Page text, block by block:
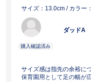
サイズ：13.0cm / カラー
ダッドA
サイズ感は指先の余裕に
保育園用として足の幅が